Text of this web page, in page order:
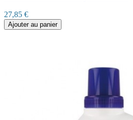
27,85 €
Ajouter au panier